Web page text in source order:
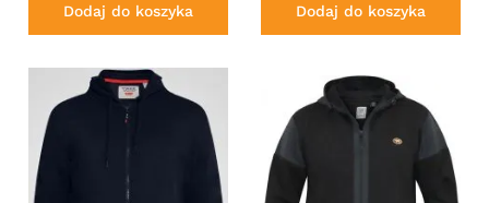
Dodaj do koszyka Dodaj do koszyka